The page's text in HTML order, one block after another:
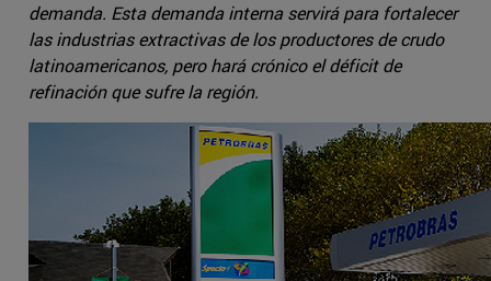
demanda. Esta demanda interna servirá para fortalecer
las industrias extractivas de los productores de crudo
latinoamericanos, pero hará crónico el déficit de
refinación que sufre la región.